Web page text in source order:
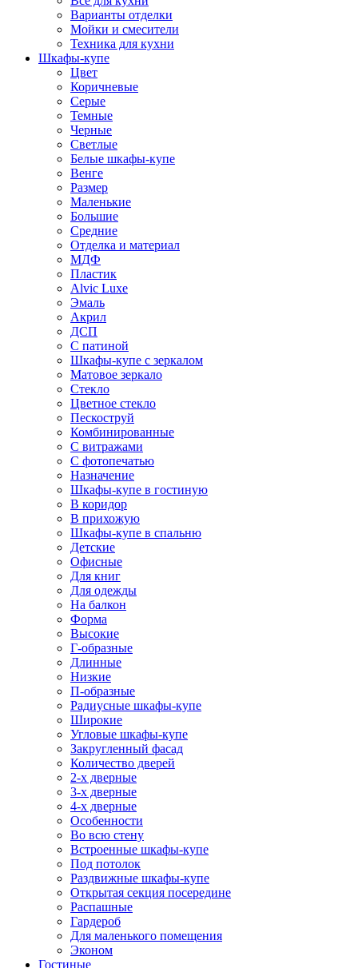
Варианты отделки
Мойки и смесители
Техника для кухни
Шкафы-купе
Цвет
Коричневые
Серые
Темные
Черные
Светлые
Белые шкафы-купе
Венге
Размер
Маленькие
Большие
Средние
Отделка и материал
МДФ
Пластик
Alvic Luxe
Эмаль
Акрил
ДСП
С патиной
Шкафы-купе с зеркалом
Матовое зеркало
Стекло
Цветное стекло
Пескоструй
Комбинированные
С витражами
С фотопечатью
Назначение
Шкафы-купе в гостиную
В коридор
В прихожую
Шкафы-купе в спальню
Детские
Офисные
Для книг
Для одежды
На балкон
Форма
Высокие
Г-образные
Длинные
Низкие
П-образные
Радиусные шкафы-купе
Широкие
Угловые шкафы-купе
Закругленный фасад
Количество дверей
2-х дверные
3-х дверные
4-х дверные
Особенности
Во всю стену
Встроенные шкафы-купе
Под потолок
Раздвижные шкафы-купе
Открытая секция посередине
Распашные
Гардероб
Для маленького помещения
Эконом
Гостиные